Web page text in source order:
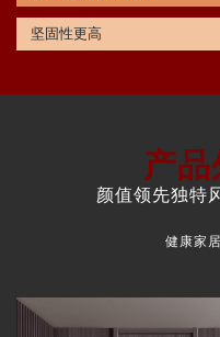
坚固性更高
产
颜值领先独特
健康家